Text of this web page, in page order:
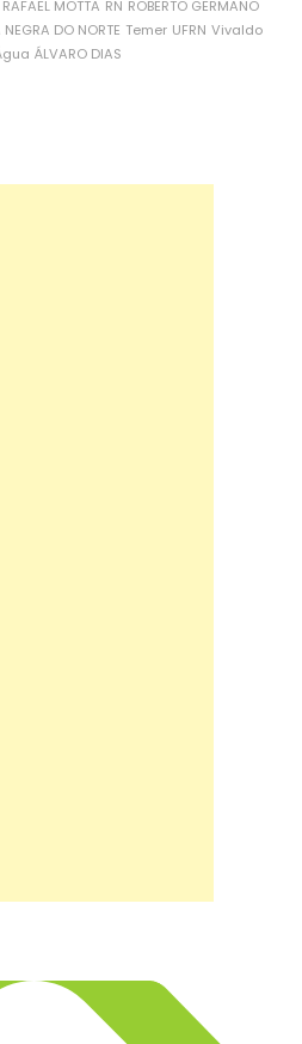
RAFAEL MOTTA RN ROBERTO GERMANO
NEGRA DO NORTE Temer UFRN Vivaldo
ÁLVARO DIAS